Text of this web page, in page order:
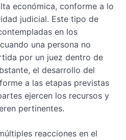
económica, conforme a lo
judicial. Este tipo de
en los
una persona no
por un juez dentro de
el desarrollo del
a las etapas previstas
ejercen los recursos y
pertinentes.
reacciones en el